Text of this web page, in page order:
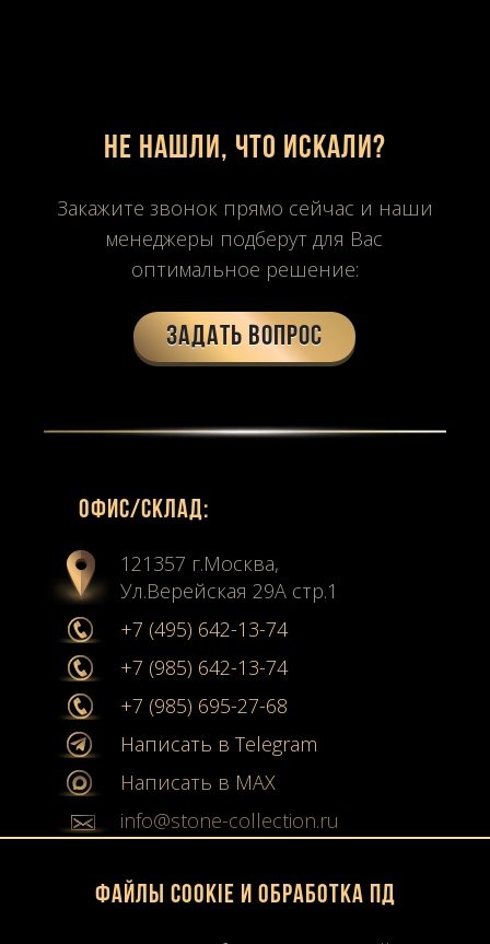
Не нашли, что искали?
Закажите звонок прямо сейчас и наши
менеджеры подберут для Вас
оптимальное решение:
Задать вопрос
Офиc/склад:
121357 г.Москва,
Ул.Верейская 29А стр.1
+7 (495) 642-13-74
+7 (985) 642-13-74
+7 (985) 695-27-68
Написать в Telegram
Написать в MAX
info@stone-collection.ru
Мы в социальных сетях:
Файлы Cookie и обработка ПД